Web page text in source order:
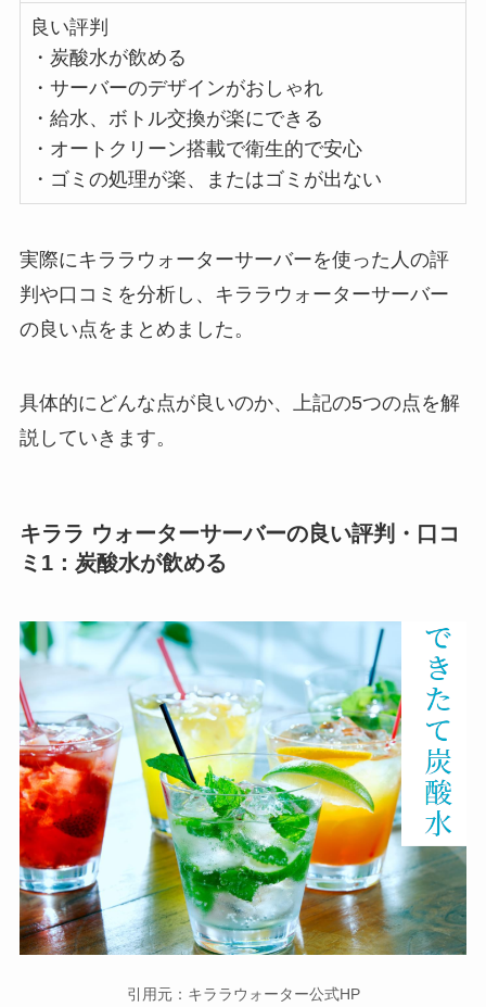
良い評判
・炭酸水が飲める
・サーバーのデザインがおしゃれ
・給水、ボトル交換が楽にできる
・オートクリーン搭載で衛生的で安心
・ゴミの処理が楽、またはゴミが出ない
実際にキララウォーターサーバーを使った人の評
判や口コミを分析し、キララウォーターサーバー
の良い点をまとめました。
具体的にどんな点が良いのか、上記の5つの点を解
説していきます。
キララ ウォーターサーバーの良い評判・口コ
ミ1： 炭酸水が飲める
引用元：キララウォーター公式HP